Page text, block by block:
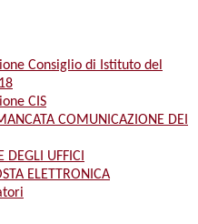
Consiglio di Istituto del
CIS
COMUNICAZIONE DEI
DEGLI UFFICI
ELETTRONICA